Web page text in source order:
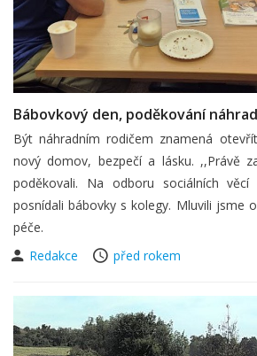
Bábovkový den, poděkování
Být náhradním rodičem znamená
nový domov, bezpečí a lásku. ,,Právě
poděkovali. Na odboru sociálních
posnídali bábovky s kolegy. Mluvili jsme
péče.
Redakce
před rokem